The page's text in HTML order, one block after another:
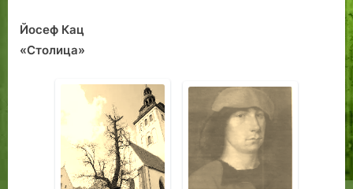
Йосеф Кац
«Столица»
Площадь Карья в